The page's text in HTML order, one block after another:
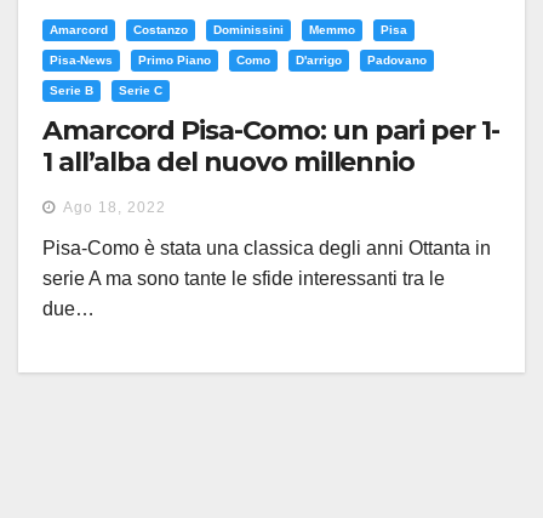
Amarcord Costanzo Dominissini Memmo Pisa
Pisa-News Primo Piano Como D'arrigo Padovano
Serie B Serie C
Amarcord Pisa-Como: un pari per 1-
1 all’alba del nuovo millennio
Ago 18, 2022
Pisa-Como è stata una classica degli anni Ottanta in
serie A ma sono tante le sfide interessanti tra le
due…